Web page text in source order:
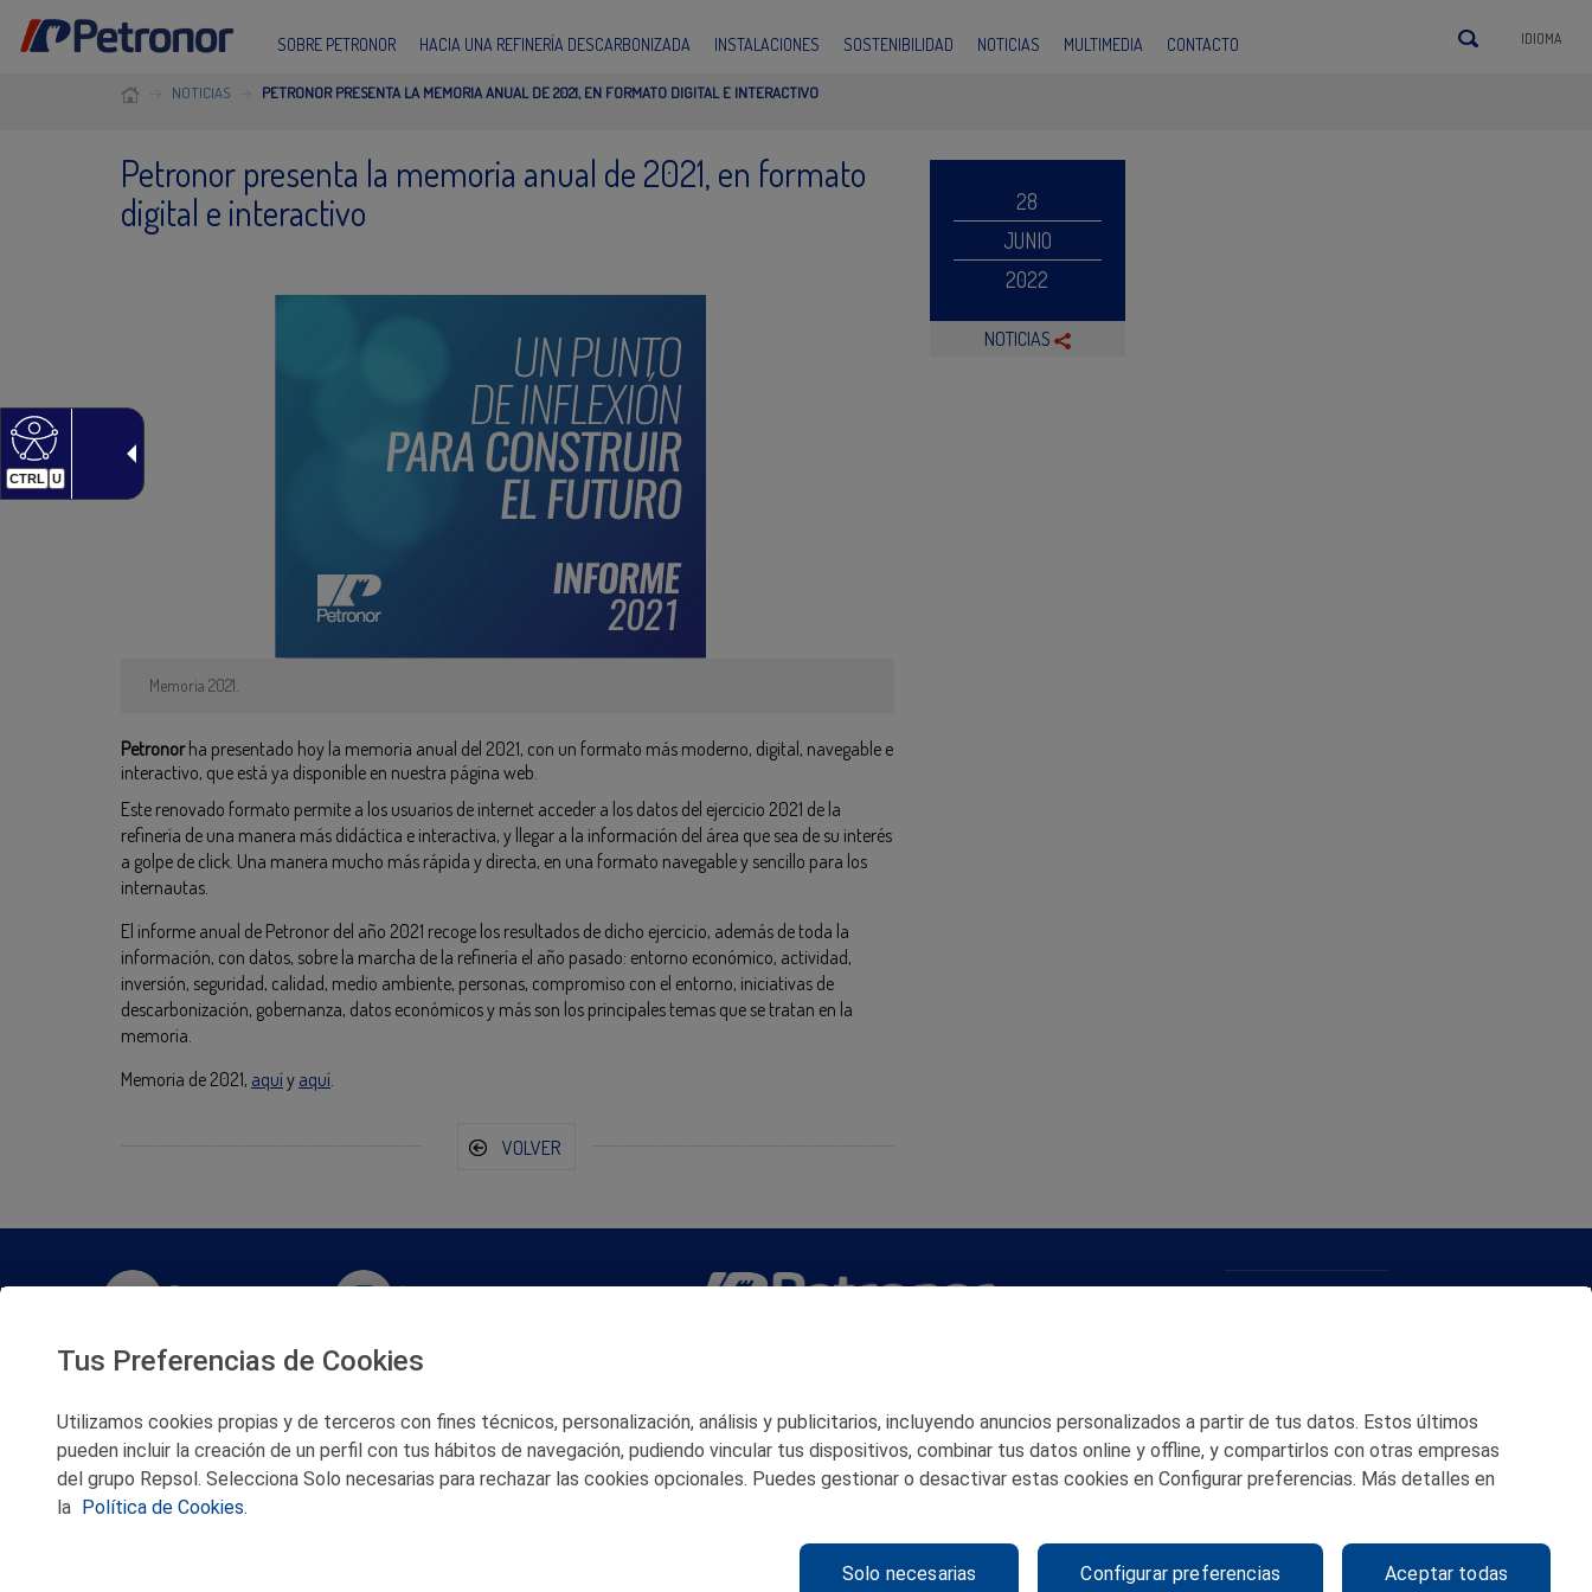
CTRL U
SOBRE PETRONOR HACIA UNA REFINERÍA DESCARBONIZADA INSTALACIONES SOSTENIBILIDAD NOTICIAS MULTIMEDIA CONTACTO IDIOMA
NOTICIAS PETRONOR PRESENTA LA MEMORIA ANUAL DE 2021, EN FORMATO DIGITAL E INTERACTIVO
Petronor presenta la memoria anual de 2021, en formato
digital e interactivo
Memoria 2021.
Petronorha presentado hoy la memoria anual del 2021, con un formato más moderno, digital, navegable e
interactivo, que está ya disponible en nuestra página web.
Este renovado formato permite a los usuarios de internet acceder a los datos del ejercicio 2021 de la
refinería de una manera más didáctica e interactiva, y llegar a la información del área que sea de su interés
a golpe de click. Una manera mucho más rápida y directa, en una formato navegable y sencillo para los
internautas.
El informe anual de Petronor del año 2021 recoge los resultados de dicho ejercicio, además de toda la
información, con datos, sobre la marcha de la refinería el año pasado: entorno económico, actividad,
inversión, seguridad, calidad, medio ambiente, personas, compromiso con el entorno, iniciativas de
descarbonización, gobernanza, datos económicos y más son los principales temas que se tratan en la
memoria.
Memoria de 2021, aquíy aquí
VOLVER
28
JUNIO
2022
NOTICIAS
Twitter
Facebook
Youtube
Flickr
Instagram
Slideshare
Soundcloud © 2026 Petronor S.A.
POLITICA DE COOKIES
Tus Preferencias de Cookies
Utilizamos cookies propias y de terceros con fines técnicos, personalización, análisis y publicitarios, incluyendo anuncios personalizados a partir de tus datos. Estos últimos
pueden incluir la creación de un perfil con tus hábitos de navegación, pudiendo vincular tus dispositivos, combinar tus datos online y offline, y compartirlos con otras empresas
del grupo Repsol. Selecciona Solo necesarias para rechazar las cookies opcionales. Puedes gestionar o desactivar estas cookies en Configurar preferencias. Más detalles en
la Política de Cookies.
Configurar preferencias
Solo necesarias Aceptar todas